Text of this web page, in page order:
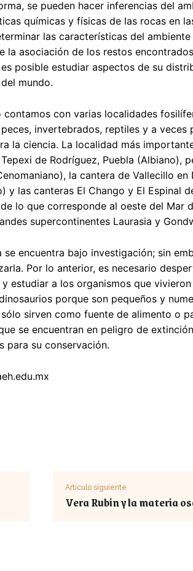
se pueden hacer inferencias del
químicas y físicas de las rocas en
las características del
la asociación de los restos
posible estudiar aspectos de su
mundo.
contamos con varias localidades
invertebrados, reptiles y a veces
la ciencia. La localidad más
de Rodríguez, Puebla (Albiano),
la cantera de Vallecillo
y las canteras El Chango y El Espinal
lo que corresponde al oeste del Mar
supercontinentes Laurasia y
se encuentra bajo investigación; sin
Por lo anterior, es necesario
estudiar a los organismos que
porque son pequeños y
sirven como fuente de alimento o
se encuentran en peligro de
para su conservación.
Artículo siguiente
Vera Rubin y la materia